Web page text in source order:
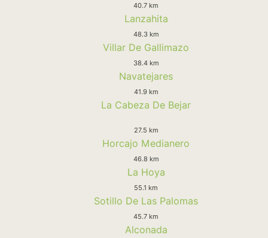
40.7 km
Lanzahita
48.3 km
Villar De Gallimazo
38.4 km
Navatejares
41.9 km
La Cabeza De Bejar
27.5 km
Horcajo Medianero
46.8 km
La Hoya
55.1 km
Sotillo De Las Palomas
45.7 km
Alconada